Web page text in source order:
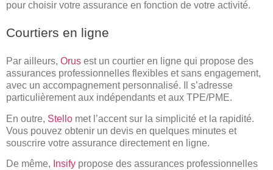
pour choisir votre assurance en fonction de votre activité.
Courtiers en ligne
Par ailleurs, Orus est un courtier en ligne qui propose des
assurances professionnelles flexibles et sans engagement,
avec un accompagnement personnalisé. Il s’adresse
particulièrement aux indépendants et aux TPE/PME.
En outre, Stello met l’accent sur la simplicité et la rapidité.
Vous pouvez obtenir un devis en quelques minutes et
souscrire votre assurance directement en ligne.
De même, Insify propose des assurances professionnelles